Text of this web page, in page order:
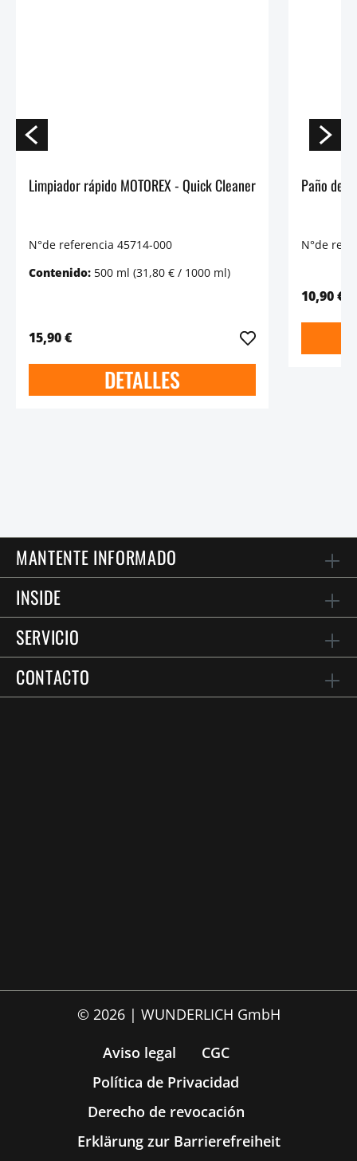
Limpiador rápido MOTOREX - Quick Cleaner
N°de referencia 45714-000
Contenido: 500 ml (31,80 € / 1000 ml)
15,90 €
DETALLES
Paño de
N°de
10,90 €
MANTENTE INFORMADO
INSIDE
SERVICIO
CONTACTO
© 2026 | WUNDERLICH GmbH
Aviso legal
CGC
Política de Privacidad
Derecho de revocación
Erklärung zur Barrierefreiheit